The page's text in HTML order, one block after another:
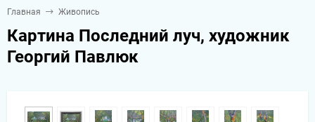
Главная Живопись
Картина Последний луч, художник
Георгий Павлюк